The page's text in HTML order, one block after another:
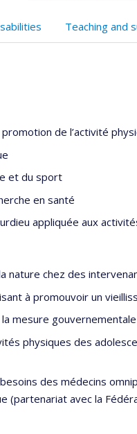
Teaching and
de l’activité
et du sport
en santé
appliquée aux
nature chez des
à promouvoir un
mesure
physiques des
des médecins
(partenariat avec la